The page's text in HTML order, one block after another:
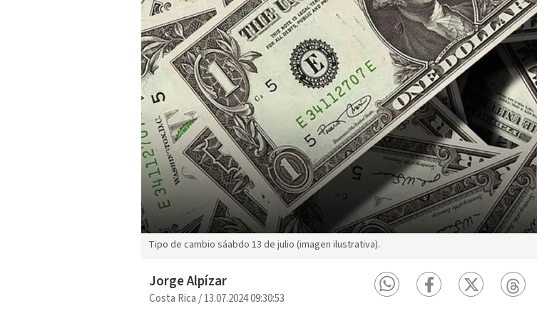
Tipo de cambio sáabdo 13 de julio (imagen ilustrativa).
Jorge Alpízar
Costa Rica/13.07.2024 09:30:53